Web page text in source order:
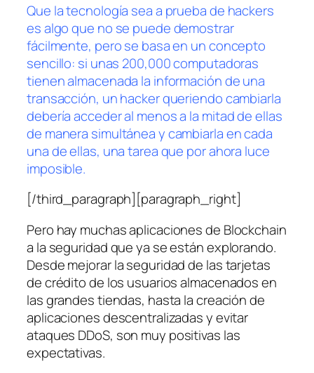
Que la tecnología sea a prueba de hackers
es algo que no se puede demostrar
fácilmente, pero se basa en un concepto
sencillo: si unas 200,000 computadoras
tienen almacenada la información de una
transacción, un hacker queriendo cambiarla
debería acceder al menos a la mitad de ellas
de manera simultánea y cambiarla en cada
una de ellas, una tarea que por ahora luce
imposible.
[/third_paragraph][paragraph_right]
Pero hay muchas aplicaciones de Blockchain
a la seguridad que ya se están explorando.
Desde mejorar la seguridad de las tarjetas
de crédito de los usuarios almacenados en
las grandes tiendas, hasta la creación de
aplicaciones descentralizadas y evitar
ataques DDoS, son muy positivas las
expectativas.